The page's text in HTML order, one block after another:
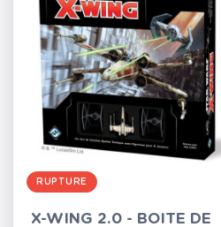
RUPTURE
X-WING 2.0 - BOITE DE